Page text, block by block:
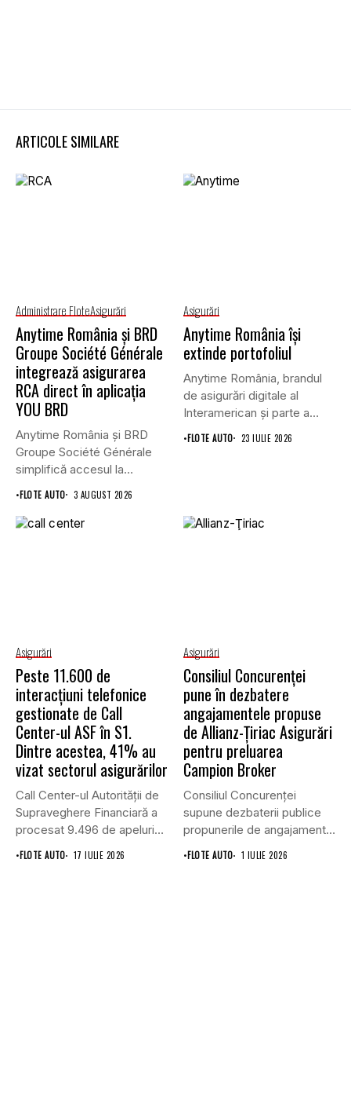
ARTICOLE SIMILARE
Administrare FloteAsigurări
Anytime România și BRD
Groupe Société Générale
integrează asigurarea
RCA direct în aplicația
YOU BRD
Anytime România și BRD
Groupe Société Générale
simplifică accesul la
asigurările auto...
•FLOTE AUTO 3 AUGUST 2026
Asigurări
Anytime România își
extinde portofoliul
Anytime România, brandul
de asigurări digitale al
Interamerican și parte a
Grupului...
•FLOTE AUTO 23 IULIE 2026
Asigurări
Peste 11.600 de
interacțiuni telefonice
gestionate de Call
Center-ul ASF în S1.
Dintre acestea, 41% au
vizat sectorul asigurărilor
Call Center-ul Autorității de
Supraveghere Financiară a
procesat 9.496 de apeluri
primite...
•FLOTE AUTO 17 IULIE 2026
Asigurări
Consiliul Concurenţei
pune în dezbatere
angajamentele propuse
de Allianz-Ţiriac Asigurări
pentru preluarea
Campion Broker
Consiliul Concurenţei
supune dezbaterii publice
propunerile de angajamente
formulate de Allianz-Ţiriac
•FLOTE AUTO 1 IULIE 2026